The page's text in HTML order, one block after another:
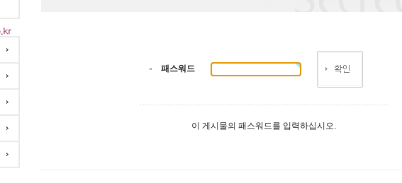
패스워드
이 게시물의 패스워드를 입력하십시오.